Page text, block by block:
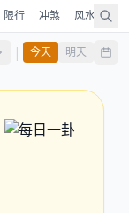
限行 冲煞 风水 时
| 今天 明天